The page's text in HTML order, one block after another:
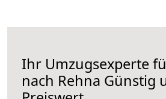
Ihr Umzugsexperte
nach Rehna Günstig